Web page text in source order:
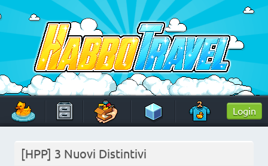
Skip
to
content
HabboTravel
Un viaggio di pixel!
Login
[HPP] 3 Nuovi Distintivi